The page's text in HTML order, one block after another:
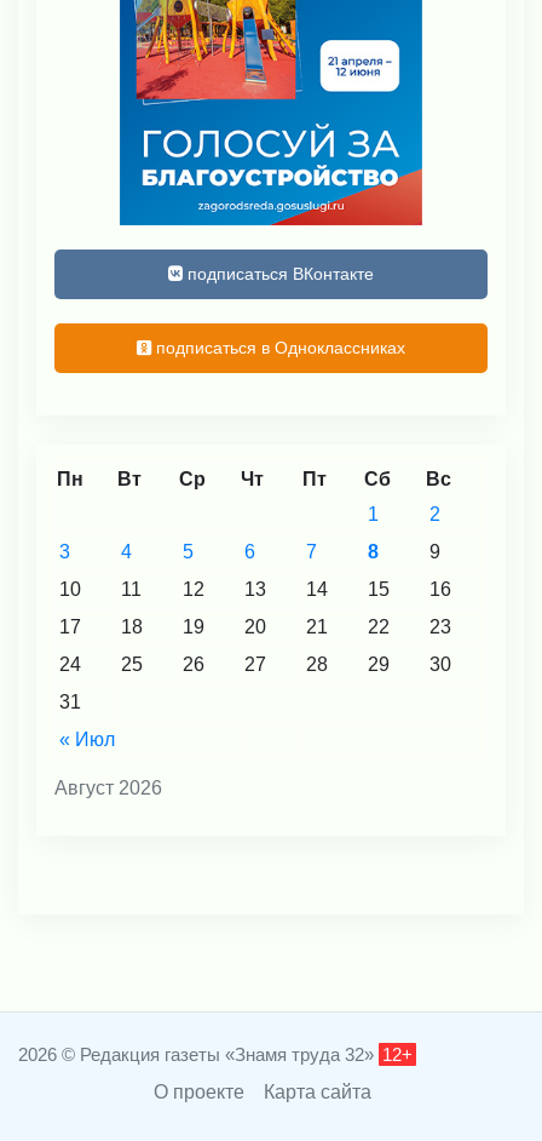
подписаться ВКонтакте
подписаться в Одноклассниках
Август 2026
Пн Вт Ср Чт Пт Сб Вс
« Июл
1
2
3
4 5 6 7 8
9
10
11 12 13 14 15
16
17
18 19 20 21 22
23
24
25 26 27 28 29
30
31
2026 © Редакция газеты «Знамя труда 32» 12+
О проекте
Карта сайта